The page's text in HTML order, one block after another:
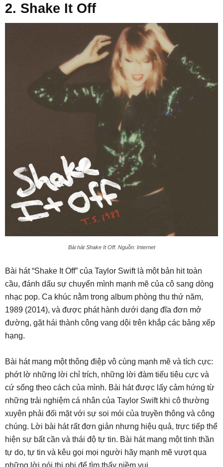
2. Shake It Off
Bài hát Shake It Off. Nguồn: Internet
Bài hát “Shake It Off” của Taylor Swift là một bản hit toàn
cầu, đánh dấu sự chuyển mình mạnh mẽ của cô sang dòng
nhạc pop. Ca khúc nằm trong album phòng thu thứ năm,
1989 (2014), và được phát hành dưới dạng đĩa đơn mở
đường, gặt hái thành công vang dội trên khắp các bảng xếp
hạng.
Bài hát mang một thông điệp vô cùng mạnh mẽ và tích cực:
phớt lờ những lời chỉ trích, những lời đàm tiếu tiêu cực và
cứ sống theo cách của mình. Bài hát được lấy cảm hứng từ
những trải nghiệm cá nhân của Taylor Swift khi cô thường
xuyên phải đối mặt với sự soi mói của truyền thông và công
chúng. Lời bài hát rất đơn giản nhưng hiệu quả, trực tiếp thể
hiện sự bất cần và thái độ tự tin. Bài hát mang một tinh thần
tự do, tự tin và kêu gọi mọi người hãy mạnh mẽ vượt qua
những lời nói thị phi để tìm thấy niềm vui.